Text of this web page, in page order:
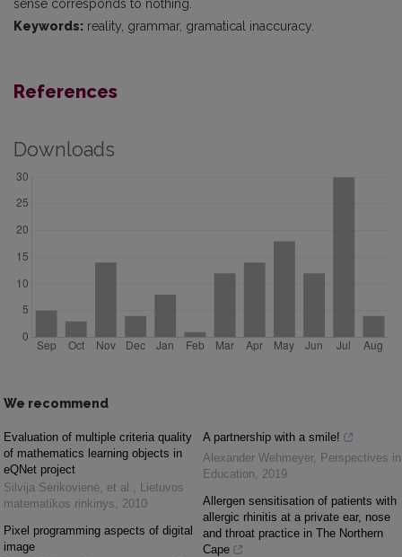
sense corresponds to nothing.
Keywords: reality, grammar, gramatical inaccuracy.
References
Downloads
We recommend
Evaluation of multiple criteria quality
of mathematics learning objects in
eQNet project
Silvija Sėrikovienė, et al. , Lietuvos
matematikos rinkinys, 2010
Pixel programming aspects of digital
image
A partnership with a smile!
Alexander Wehmeyer, Perspectives in
Education, 2019
Allergen sensitisation of patients with
allergic rhinitis at a private ear, nose
and throat practice in The Northern
Cape